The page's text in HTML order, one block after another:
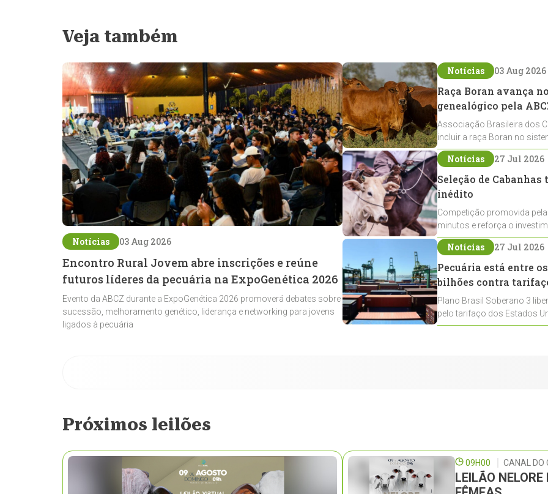
Veja também
Notícias 03 Aug 2026
Encontro Rural Jovem abre inscrições e reúne
futuros líderes da pecuária na ExpoGenética 2026
Evento da ABCZ durante a ExpoGenética 2026 promoverá debates sobre
sucessão, melhoramento genético, liderança e networking para jovens
ligados à pecuária
Notícias 03 Aug 2026
Raça Boran avança
genealógico pela
Associação Brasileira dos
incluir a raça Boran no
expansão na pecuária
Notícias 27 Jul 2026
Seleção de
inédito
Competição promovida
minutos e reforça o
Crioulos voltados ao laço
Notícias 27 Jul 2026
Pecuária está entre
bilhões contra
Plano Brasil Soberano 3
pelo tarifaço dos Estados
contemplados
Próximos leilões
09H00 CANAL DO
LEILÃO